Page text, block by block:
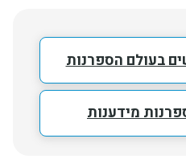
בעולם הספרנות
מידענות